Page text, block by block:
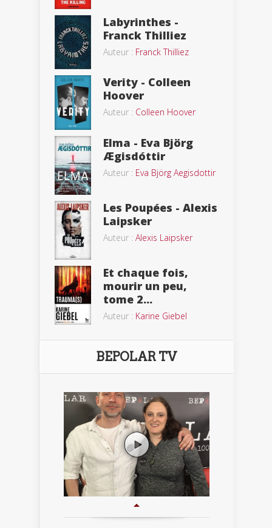
Labyrinthes -
Franck Thilliez
Auteur : Franck Thilliez
Verity - Colleen
Hoover
Auteur : Colleen Hoover
Elma - Eva Björg
Ægisdóttir
Auteur : Eva Björg Aegisdottir
Les Poupées - Alexis
Laipsker
Auteur : Alexis Laipsker
Et chaque fois,
mourir un peu,
tome 2...
Auteur : Karine Giebel
BEPOLAR TV